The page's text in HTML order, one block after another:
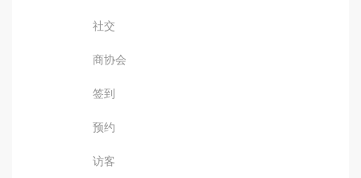
社交
商协会
签到
预约
访客